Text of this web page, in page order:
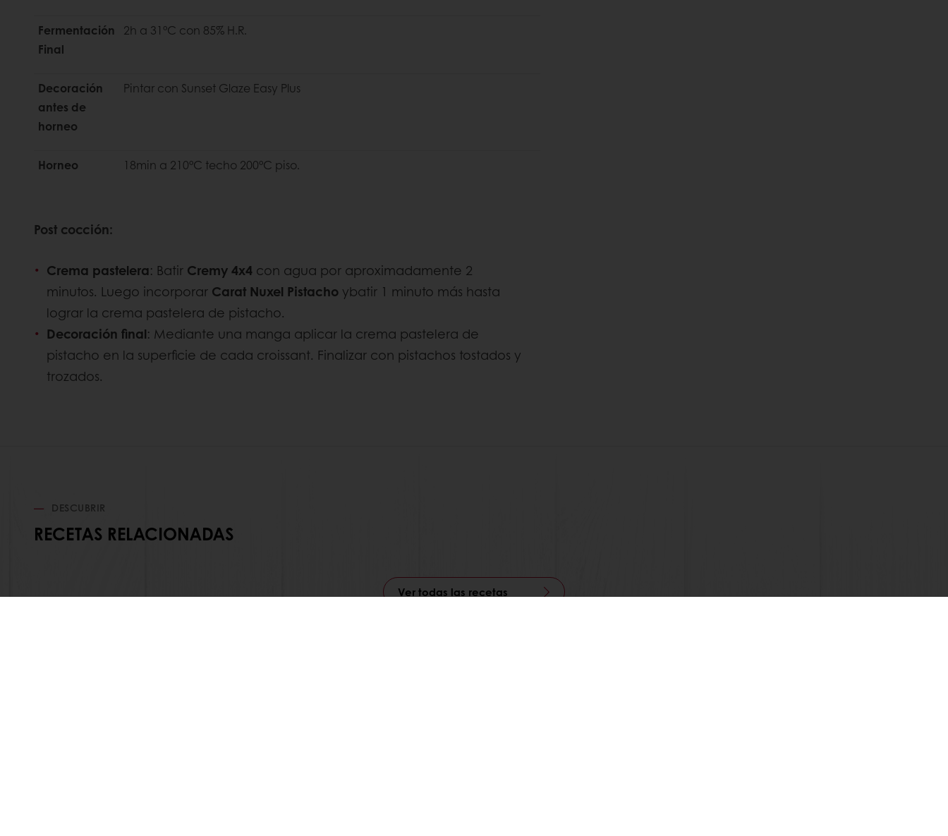
Fermentación
Final
2h a 31°C con 85% H.R.
Decoración
antes de
horneo
Pintar con Sunset Glaze Easy Plus
Horneo 18min a 210°C techo 200°C piso.
Post cocción:
Crema pastelera: Batir Cremy 4x4 con agua por aproximadamente 2
minutos. Luego incorporar Carat Nuxel Pistacho ybatir 1 minuto más hasta
lograr la crema pastelera de pistacho.
Decoración final: Mediante una manga aplicar la crema pastelera de
pistacho en la superficie de cada croissant. Finalizar con pistachos tostados y
trozados.
DESCUBRIR
RECETAS RELACIONADAS
Ver todas las recetas